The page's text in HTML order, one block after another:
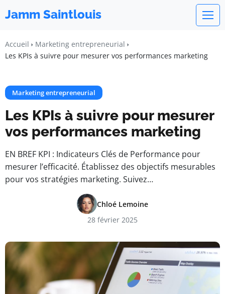
Jamm Saintlouis
Accueil
Marketing entrepreneurial
Les KPIs à suivre pour mesurer vos performances marketing
Marketing entrepreneurial
Les KPIs à suivre pour mesurer
vos performances marketing
EN BREF KPI : Indicateurs Clés de Performance pour
mesurer l’efficacité. Établissez des objectifs mesurables
pour vos stratégies marketing. Suivez…
Chloé Lemoine
28 février 2025